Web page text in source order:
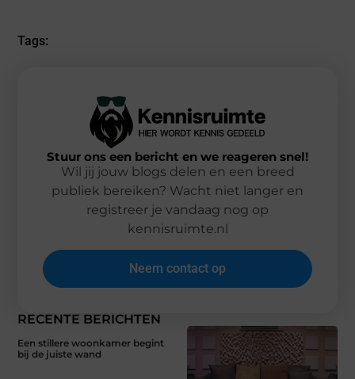
Tags:
RECENTE BERICHTEN
Een stillere woonkamer begint
bij de juiste wand
Stuur ons een bericht en we reageren snel!
Wil jij jouw blogs delen en een breed
publiek bereiken? Wacht niet langer en
registreer je vandaag nog op
kennisruimte.nl
Neem contact op